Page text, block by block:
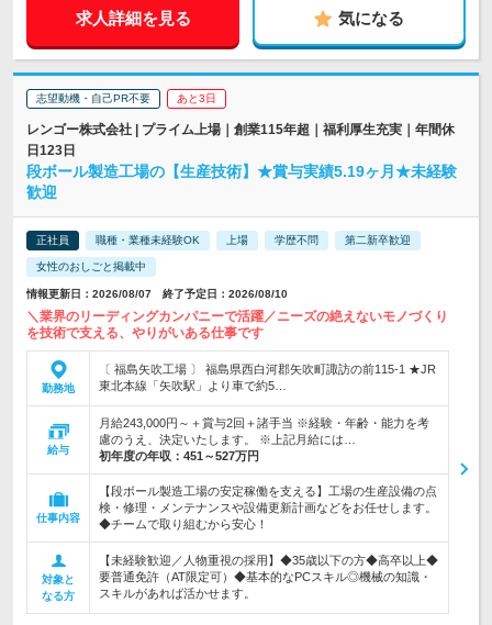
求人詳細を見る 気になる
志望動機・自己PR不要 あと3日
レンゴー株式会社 | プライム上場｜創業115年超｜福利厚生充実｜年間休
日123日
段ボール製造工場の【生産技術】★賞与実績5.19ヶ月★未経験
歓迎
正社員 職種・業種未経験OK 上場 学歴不問 第二新卒歓迎
女性のおしごと掲載中
情報更新日：2026/08/07 終了予定日：2026/08/10
＼業界のリーディングカンパニーで活躍／ニーズの絶えないモノづくり
を技術で支える、やりがいある仕事です
勤務地
〔 福島矢吹工場 〕 福島県西白河郡矢吹町諏訪の前115-1 ★JR
東北本線「矢吹駅」より車で約5…
給与
月給243,000円～＋賞与2回＋諸手当 ※経験・年齢・能力を考
慮のうえ、決定いたします。 ※上記月給には…
初年度の年収： 451～527万円
仕事内容
【段ボール製造工場の安定稼働を支える】工場の生産設備の点
検・修理・メンテナンスや設備更新計画などをお任せします。
◆チームで取り組むから安心！
対象と
なる方
【未経験歓迎／人物重視の採用】◆35歳以下の方◆高卒以上◆
要普通免許（AT限定可）◆基本的なPCスキル◎機械の知識・
スキルがあれば活かせます。